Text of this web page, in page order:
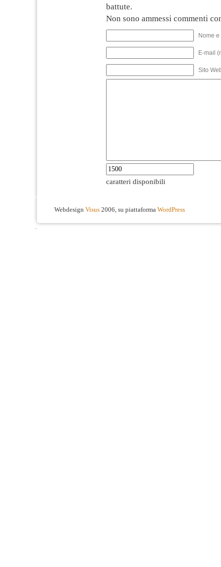
battute.
Non sono ammessi commenti
Nome
E-mail
Sito
caratteri disponibili
Webdesign Visus 2006, su piattaforma WordPress